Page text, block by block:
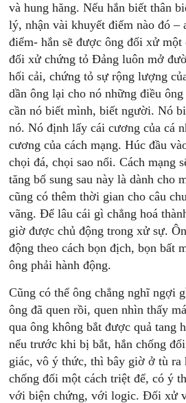
và hung hăng. Nếu hắn biết thân
lý, nhận vài khuyết điểm nào đó –
điểm- hắn sẽ được ông đối xử một
đối xử chứng tỏ Đảng luôn mở
hối cải, chứng tỏ sự rộng lượng
dần ông lại cho nó những điều
cần nó biết mình, biết người. Nó
nó. Nó định lấy cái cương của cá
cương của cách mạng. Húc đầu
chọi đá, chọi sao nổi. Cách mạng
tăng bổ sung sau này là dành cho
cũng có thêm thời gian cho câu
vãng. Để lâu cái gì chẳng hoá
giờ được chủ động trong xử sự.
động theo cách bọn địch, bọn bất
ông phải hành động.
Cũng có thể ông chẳng nghĩ ngợi
ông đã quen rồi, quen nhìn thấy
qua ông không bắt được quả tang
nếu trước khi bị bắt, hắn chống
giác, vô ý thức, thì bây giờ ở tù ra
chống đối một cách triệt để, có ý
với biện chứng, với logic. Đối xử